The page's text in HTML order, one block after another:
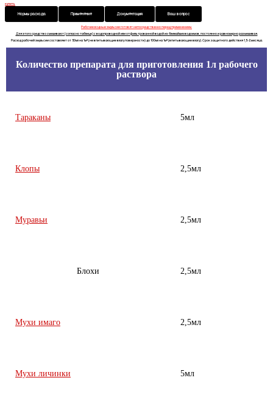
купить
Нормы расхода Применение Документация Ваш вопрос
Рабочие водные эмульсии готовят непосредственно перед применением.
Для этого средство смешивают (согласно таблице) с водопроводной или отфильтрованной водой из ближайших водоемов, постоянно и равномерно размешивая.
Расход рабочей эмульсии составляет от 50мл на 1м² (не впитывающие влагу поверхности) до 100мл на 1м² (впитывающие влагу). Срок защитного действия 1,5-2 месяца.
Количество препарата для приготовления 1л рабочего
раствора
Тараканы 5мл
Клопы 2,5мл
Муравьи 2,5мл
Блохи 2,5мл
Мухи имаго 2,5мл
Мухи личинки 5мл